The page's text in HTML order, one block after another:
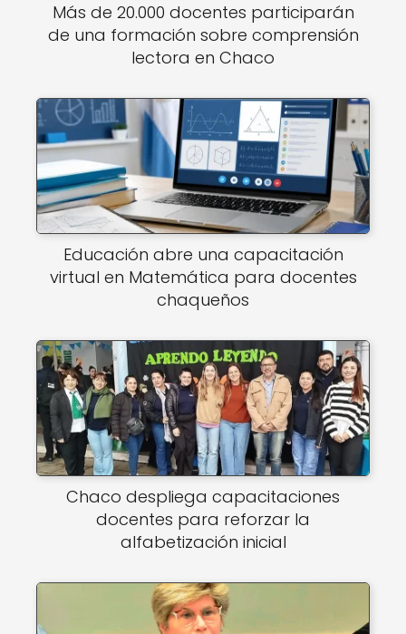
Más de 20.000 docentes participarán
de una formación sobre comprensión
lectora en Chaco
Educación abre una capacitación
virtual en Matemática para docentes
chaqueños
Chaco despliega capacitaciones
docentes para reforzar la
alfabetización inicial